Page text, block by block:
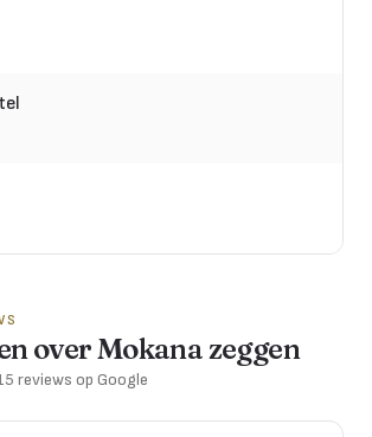
over Mokana zeggen
reviews op Google